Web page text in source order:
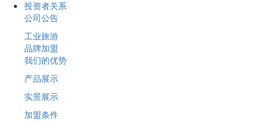
投资者关系
公司公告
工业旅游
品牌加盟
我们的优势
产品展示
实景展示
加盟条件